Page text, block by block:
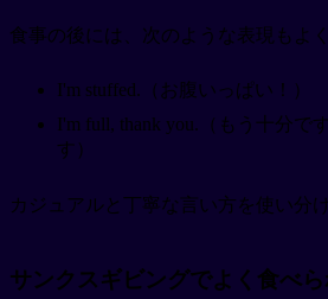
食事の後には、次のような表現もよ
I'm stuffed.（お腹いっぱい！）
I'm full, thank you.（もう十分で
す）
カジュアルと丁寧な言い方を使い分
サンクスギビングでよく食べ